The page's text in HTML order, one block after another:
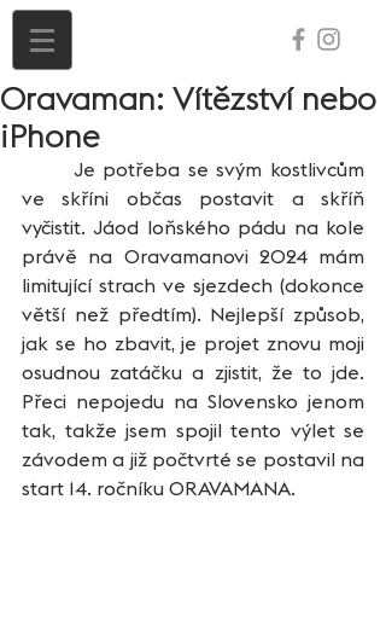
Oravaman: Vítězství nebo
iPhone
ve skříni občas postavit a skříň
vyčistit. Jáod loňského pádu na kole
právě na Oravamanovi 2024 mám
limitující strach ve sjezdech (dokonce
větší než předtím). Nejlepší způsob,
jak se ho zbavit, je projet znovu moji
osudnou zatáčku a zjistit, že to jde.
Přeci nepojedu na Slovensko jenom
tak, takže jsem spojil tento výlet se
závodem a již počtvrté se postavil na
start 14. ročníku ORAVAMANA.